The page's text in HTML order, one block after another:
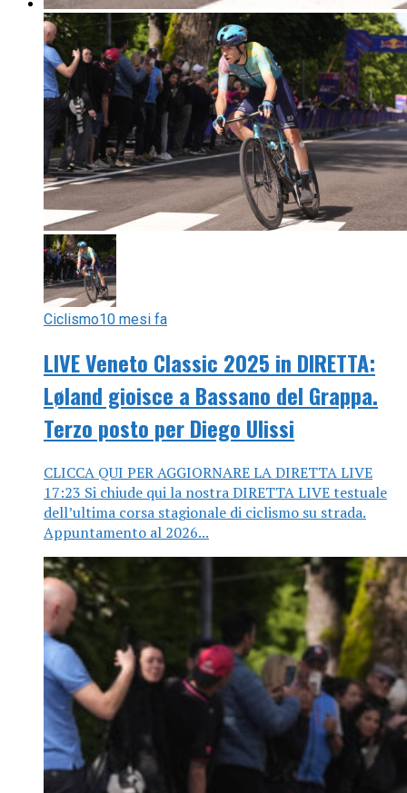
Ciclismo10 mesi fa
LIVE Veneto Classic 2025 in DIRETTA:
Løland gioisce a Bassano del Grappa.
Terzo posto per Diego Ulissi
CLICCA QUI PER AGGIORNARE LA DIRETTA LIVE
17:23 Si chiude qui la nostra DIRETTA LIVE testuale
dell’ultima corsa stagionale di ciclismo su strada.
Appuntamento al 2026...